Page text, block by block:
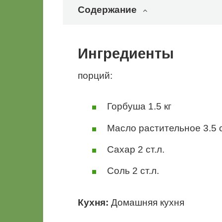
Содержание
Ингредиенты
порций:
Горбуша 1.5 кг
Масло растительное 3.5
Сахар 2 ст.л.
Соль 2 ст.л.
Кухня: Домашняя кухня